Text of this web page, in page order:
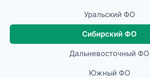
Уральский ФО
Сибирский ФО
Дальневосточный ФО
Южный ФО